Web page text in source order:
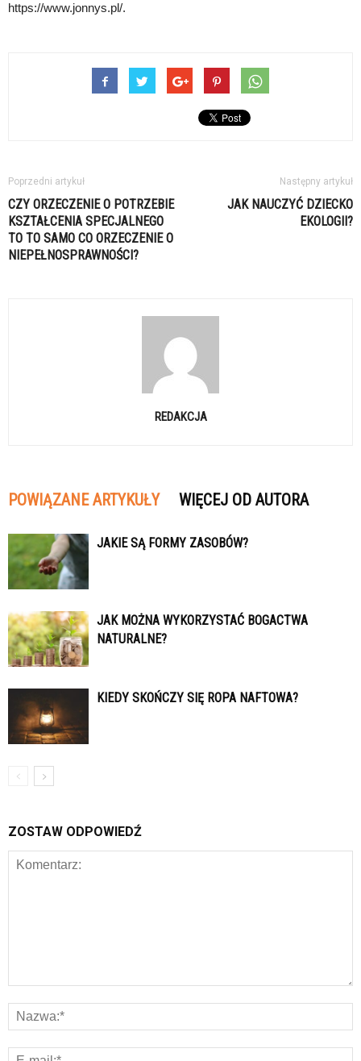
https://www.jonnys.pl/.
Poprzedni artykuł
CZY ORZECZENIE O POTRZEBIE
KSZTAŁCENIA SPECJALNEGO
TO TO SAMO CO ORZECZENIE O
NIEPEŁNOSPRAWNOŚCI?
Następny artykuł
JAK NAUCZYĆ DZIECKO
EKOLOGII?
REDAKCJA
POWIĄZANE ARTYKUŁY WIĘCEJ OD AUTORA
JAKIE SĄ FORMY ZASOBÓW?
JAK MOŻNA WYKORZYSTAĆ BOGACTWA
NATURALNE?
KIEDY SKOŃCZY SIĘ ROPA NAFTOWA?
ZOSTAW ODPOWIEDŹ